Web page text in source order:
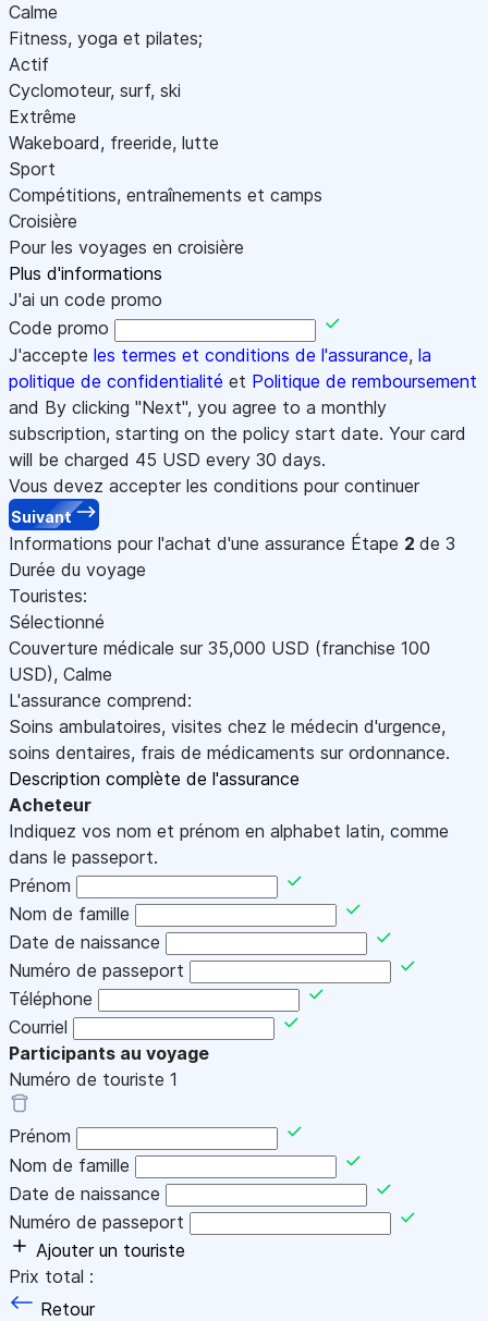
Calme
Fitness, yoga et pilates;
Actif
Cyclomoteur, surf, ski
Extrême
Wakeboard, freeride, lutte
Sport
Compétitions, entraînements et camps
Croisière
Pour les voyages en croisière
Plus d'informations
J'ai un code promo
Code promo
J'accepte les termes et conditions de l'assurance, la
politique de confidentialité et Politique de remboursement
and By clicking "Next", you agree to a monthly
subscription, starting on the policy start date. Your card
will be charged 45 USD every 30 days.
Vous devez accepter les conditions pour continuer
Suivant
Informations pour l'achat d'une assurance Étape 2 de 3
Durée du voyage
Touristes:
Sélectionné
Couverture médicale sur 35,000 USD (franchise 100
USD), Calme
L'assurance comprend:
Soins ambulatoires, visites chez le médecin d'urgence,
soins dentaires, frais de médicaments sur ordonnance.
Description complète de l'assurance
Acheteur
Indiquez vos nom et prénom en alphabet latin, comme
dans le passeport.
Prénom
Nom de famille
Date de naissance
Numéro de passeport
Téléphone
Courriel
Participants au voyage
Numéro de touriste 1
Prénom
Nom de famille
Date de naissance
Numéro de passeport
Ajouter un touriste
Prix total :
Retour